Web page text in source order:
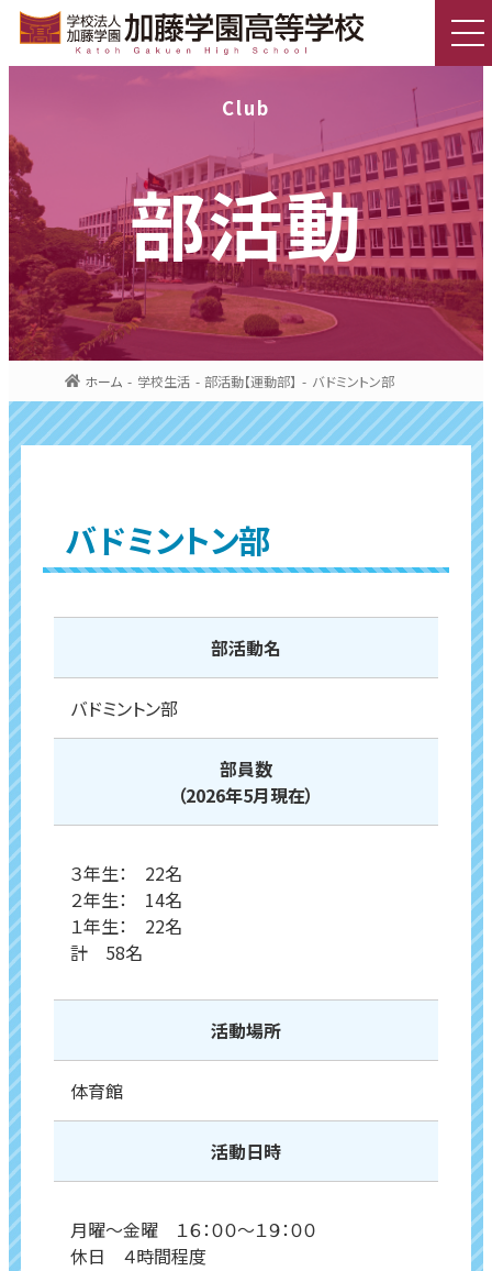
Club
部活動
ホーム 学校生活 部活動【運動部】 バドミントン部
バドミントン部
部活動名
バドミントン部
部員数
（2026年5月現在）
３年生： 22名
２年生： 14名
１年生： 22名
計 58名
活動場所
体育館
活動日時
月曜～金曜 １６：００～１９：００
休日 ４時間程度